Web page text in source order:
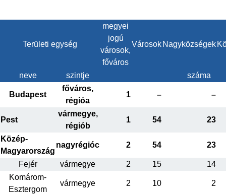
Területi egység
megyei
jogú
városok,
főváros
Városok Nagyközségek
neve szintje száma
Budapest
főváros,
régióa
1 – –
Pest
vármegye,
régiób
1 54 23
Közép-
Magyarország
nagyrégióc 2 54 23
Fejér vármegye 2 15
14
Komárom-
Esztergom
vármegye 2 10 2